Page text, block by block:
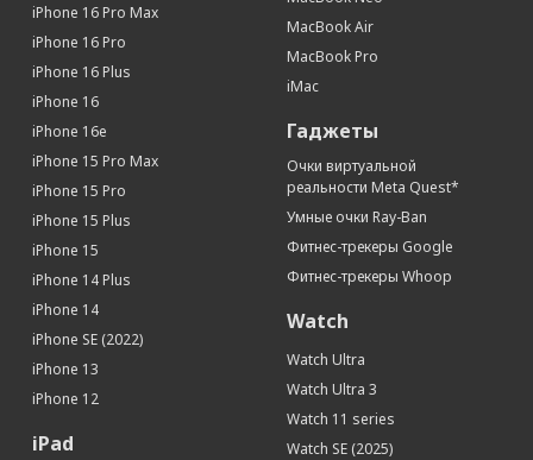
iPhone 16 Pro Max
iPhone 16 Pro
iPhone 16 Plus
iPhone 16
iPhone 16e
iPhone 15 Pro Max
iPhone 15 Pro
iPhone 15 Plus
iPhone 15
iPhone 14 Plus
iPhone 14
iPhone SE (2022)
iPhone 13
iPhone 12
iPad
MacBook Air
MacBook Pro
iMac
Гаджеты
Очки виртуальной
реальности Meta Quest*
Умные очки Ray-Ban
Фитнес-трекеры Google
Фитнес-трекеры Whoop
Watch
Watch Ultra
Watch Ultra 3
Watch 11 series
Watch SE (2025)